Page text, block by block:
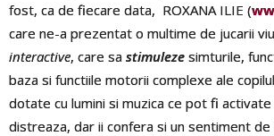
fost, ca de fiecare data, ROXANA ILIE (
care ne-a prezentat o multime de jucarii viu
interactive, care sa stimuleze simturile,
baza si functiile motorii complexe ale
dotate cu lumini si muzica ce pot fi activate
distreaza, dar ii confera si un sentiment